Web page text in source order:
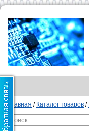
Главная / Каталог товаров /